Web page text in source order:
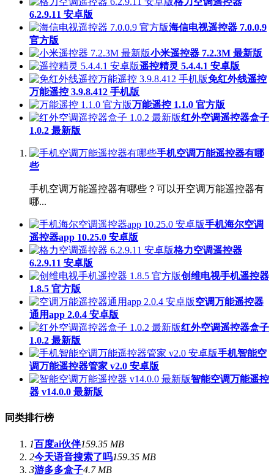
6.2.9.11 安卓版
海信电视遥控器 7.0.0.9
官方版
小米遥控器 7.2.3M 最新版
遥控精灵 5.4.4.1 安卓版
免红外线遥控
万能遥控 3.9.8.412 手机版
万能遥控 1.1.0 官方版
红外空调遥控器盒子
1.0.2 最新版
手机空调万能遥控器有哪
些
手机空调万能遥控器有哪些？可以开空调万能遥控器有
哪...
手机海尔空调
遥控器app 10.25.0 安卓版
格力空调遥控器
6.2.9.11 安卓版
创维电视手机遥控器
1.8.5 官方版
空调万能遥控器
通用app 2.0.4 安卓版
红外空调遥控器盒子
1.0.2 最新版
手机智能空
调万能遥控器管家 v2.0 安卓版
智能空调万能遥控
器 v14.0.0 最新版
同类排行榜
1百度ai伙伴159.35 MB
2今天语音搜索了吗159.35 MB
3游多多盒子4.7 MB